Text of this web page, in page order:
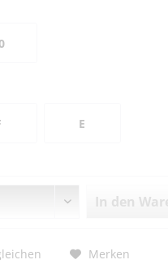
E
In den
Merken